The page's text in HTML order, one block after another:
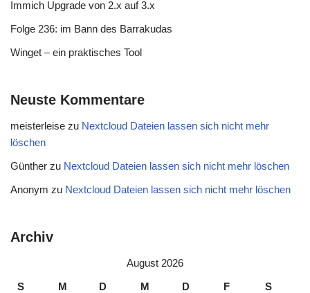
Immich Upgrade von 2.x auf 3.x
Folge 236: im Bann des Barrakudas
Winget – ein praktisches Tool
Neuste Kommentare
meisterleise zu Nextcloud Dateien lassen sich nicht mehr
löschen
Günther zu Nextcloud Dateien lassen sich nicht mehr löschen
Anonym zu Nextcloud Dateien lassen sich nicht mehr löschen
Archiv
August 2026
S
M D M D F S